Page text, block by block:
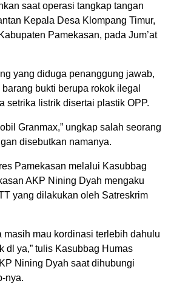
saat operasi tangkap tangan
Kepala Desa Klompang Timur,
Pamekasan, pada Jum’at
yang diduga penanggung jawab,
bukti berupa rokok ilegal
setrika listrik disertai plastik OPP.
Granmax,” ungkap salah seorang
disebutkan namanya.
Pamekasan melalui Kasubbag
AKP Nining Dyah mengaku
yang dilakukan oleh Satreskrim
masih mau kordinasi terlebih dahulu
dl ya,” tulis Kasubbag Humas
Nining Dyah saat dihubungi
nya.